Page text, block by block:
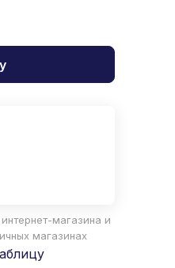
магазина и
магазинах